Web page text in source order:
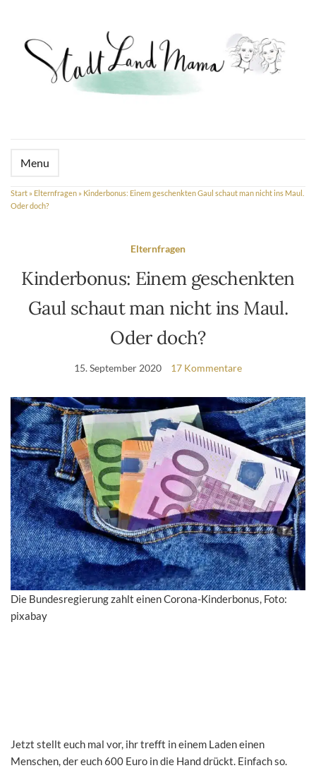
Menu
Start » Elternfragen » Kinderbonus: Einem geschenkten Gaul schaut man nicht ins Maul.
Oder doch?
Elternfragen
Kinderbonus: Einem geschenkten
Gaul schaut man nicht ins Maul.
Oder doch?
15. September 2020 17 Kommentare
Die Bundesregierung zahlt einen Corona-Kinderbonus, Foto:
pixabay
Jetzt stellt euch mal vor, ihr trefft in einem Laden einen
Menschen, der euch 600 Euro in die Hand drückt. Einfach so.